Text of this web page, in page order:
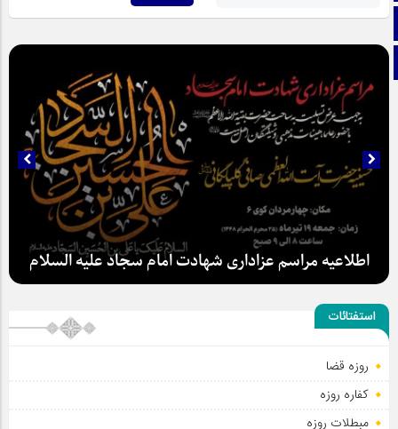
اینستاگرام
تلگرام
اطلاعیه مراسم عزاداری شهادت امام سجاد علیه السلام
استفتائات
روزه قضا
کفاره روزه
مبطلات روزه